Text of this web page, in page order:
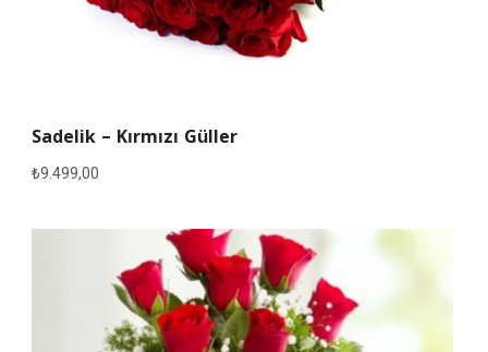
Sadelik – Kırmızı Güller
₺9.499,00